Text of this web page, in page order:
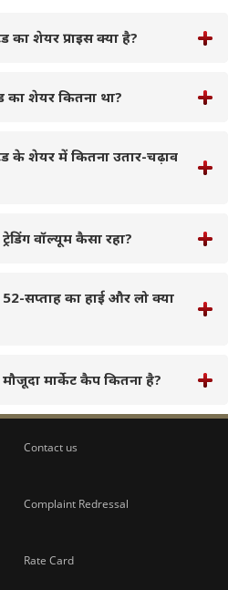
का शेयर प्राइस क्या है?
का शेयर कितना था?
के शेयर में कितना उतार-चढ़ाव
वॉल्यूम कैसा रहा?
52-सप्ताह का हाई और लो क्या
मौजूदा मार्केट कैप कितना है?
Contact us
Complaint Redressal
Rate Card